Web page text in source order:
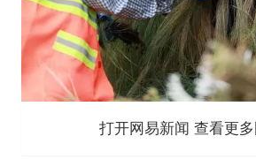
打开网易新闻 查看更